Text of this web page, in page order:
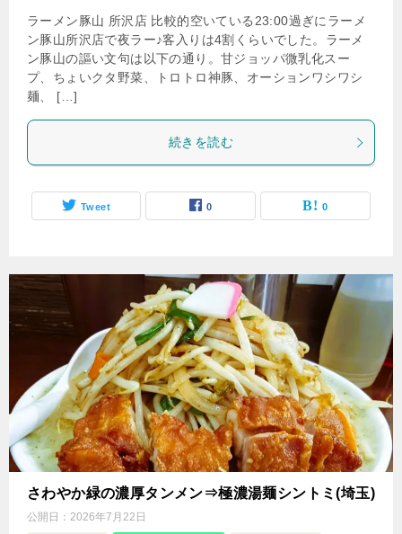
ラーメン豚山 所沢店 比較的空いている23:00過ぎにラーメ
ン豚山所沢店で夜ラー♪客入りは4割くらいでした。ラーメ
ン豚山の謳い文句は以下の通り。甘ジョッパ微乳化スー
プ、ちょいクタ野菜、トロトロ神豚、オーションワシワシ
麺、 […]
続きを読む
Tweet 0 0
さわやか緑の濃厚タンメン⇒極濃湯麺シントミ(埼玉)
公開日： 2026年7月22日